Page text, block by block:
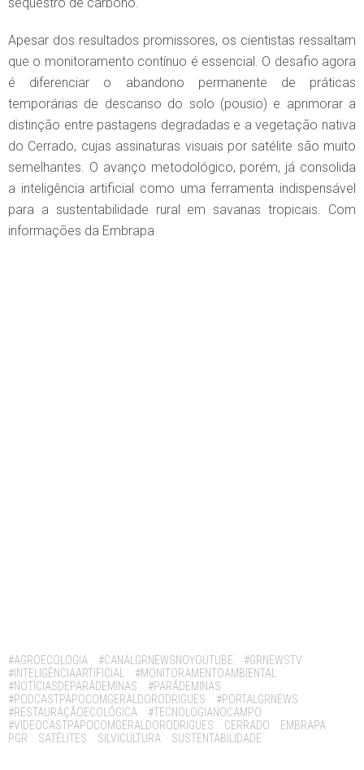
Apesar dos resultados promissores, os cientistas ressaltam
que o monitoramento contínuo é essencial. O desafio agora
é diferenciar o abandono permanente de práticas
temporárias de descanso do solo (pousio) e aprimorar a
distinção entre pastagens degradadas e a vegetação nativa
do Cerrado, cujas assinaturas visuais por satélite são muito
semelhantes. O avanço metodológico, porém, já consolida
a inteligência artificial como uma ferramenta indispensável
para a sustentabilidade rural em savanas tropicais. Com
informações da Embrapa
Tags:
#AGROECOLOGIA #CANALGRNEWSNOYOUTUBE
#GRNEWSTV
#INTELIGÊNCIAARTIFICIAL
#MONITORAMENTOAMBIENTAL
#NOTÍCIASDEPARÁDEMINAS
#PARÁDEMINAS
#PODCASTPAPOCOMGERALDORODRIGUES
#PORTALGRNEWS
#RESTAURAÇÃOECOLÓGICA
#TECNOLOGIANOCAMPO
#VIDEOCASTPAPOCOMGERALDORODRIGUES
CERRADO
EMBRAPA
PGR
SATÉLITES SILVICULTURA SUSTENTABILIDADE